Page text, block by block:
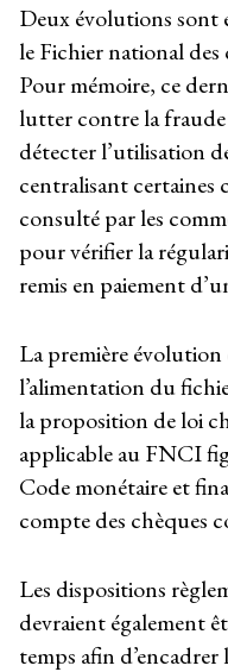
Deux évolutions sont
le Fichier national
Pour mémoire, ce
lutter contre la
détecter l’utilisation
centralisant certaines
consulté par les
pour vérifier la
remis en paiement
La première évolution
l’alimentation du
la proposition de loi
applicable au FNCI
Code monétaire et
compte des chèques
Les dispositions
devraient également
temps afin